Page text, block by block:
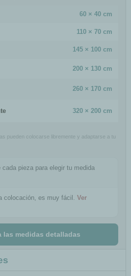
60 × 40 cm
110 × 70 cm
145 × 100 cm
200 × 130 cm
260 × 170 cm
320 × 200 cm
pueden colocarse libremente y adaptarse a tu
pieza para elegir tu medida
colocación, es muy fácil. Ver
las medidas detalladas